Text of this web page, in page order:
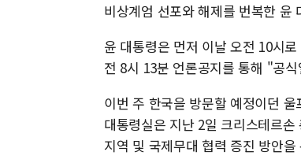
비상계엄 선포와 해제를 번복한 윤
윤 대통령은 먼저 이날 오전 10시
전 8시 13분 언론공지를 통해 "공
이번 주 한국을 방문할 예정이던
대통령실은 지난 2일 크리스테르
지역 및 국제무대 협력 증진 방안